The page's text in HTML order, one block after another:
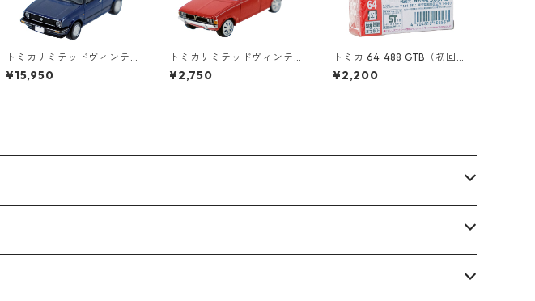
トミカリミテッドヴィンテ
ージネオ LV-N71b フォルク
スワーゲン ゴルフⅡ CLi #3
¥15,950
トミカリミテッドヴィンテ
ージ LV-45a 三菱 ギャラン
AⅡGS #10212676
¥2,750
トミカ 64 488 GTB（初回特
別仕様）#10102533
¥2,200